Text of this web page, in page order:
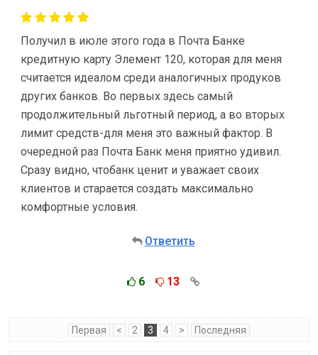
Получил в июле этого года в Почта Банке
кредитную карту Элемент 120, которая для меня
считается идеалом среди аналогичных продуков
других банков. Во первых здесь самый
продолжительный льготный период, а во вторых
лимит средств-для меня это важный фактор. В
очередной раз Почта Банк меня приятно удивил.
Сразу видно, чтобанк ценит и уважает своих
клиентов и старается создать максимально
комфортные условия.
Ответить
6 13
Первая < 2 3 4 > Последняя